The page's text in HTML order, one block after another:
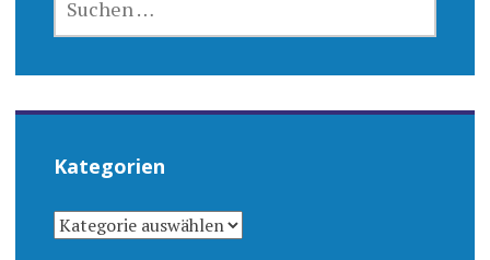
NACH:
Kategorien
KATEGORIEN